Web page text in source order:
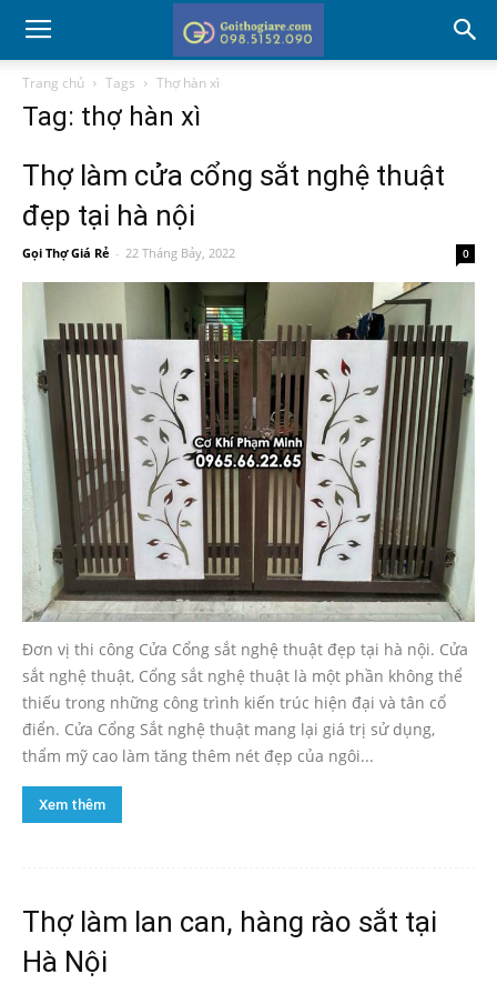
Trang chủ Tags Thợ hàn xì
Tag: thợ hàn xì
Thợ làm cửa cổng sắt nghệ thuật
đẹp tại hà nội
Gọi Thợ Giá Rẻ - 22 Tháng Bảy, 2022 0
Đơn vị thi công Cửa Cổng sắt nghệ thuật đẹp tại hà nội. Cửa
sắt nghệ thuật, Cổng sắt nghệ thuật là một phần không thể
thiếu trong những công trình kiến trúc hiện đại và tân cổ
điển. Cửa Cổng Sắt nghệ thuật mang lại giá trị sử dụng,
thẩm mỹ cao làm tăng thêm nét đẹp của ngôi...
Xem thêm
Thợ làm lan can, hàng rào sắt tại
Hà Nội